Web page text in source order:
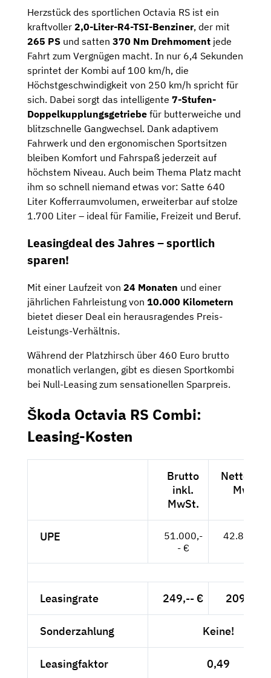
Herzstück des sportlichen Octavia RS ist ein
kraftvoller 2,0-Liter-R4-TSI-Benziner, der mit
265 PS und satten 370 Nm Drehmoment jede
Fahrt zum Vergnügen macht. In nur 6,4 Sekunden
sprintet der Kombi auf 100 km/h, die
Höchstgeschwindigkeit von 250 km/h spricht für
sich. Dabei sorgt das intelligente 7-Stufen-
Doppelkupplungsgetriebe für butterweiche und
blitzschnelle Gangwechsel. Dank adaptivem
Fahrwerk und den ergonomischen Sportsitzen
bleiben Komfort und Fahrspaß jederzeit auf
höchstem Niveau. Auch beim Thema Platz macht
ihm so schnell niemand etwas vor: Satte 640
Liter Kofferraumvolumen, erweiterbar auf stolze
1.700 Liter – ideal für Familie, Freizeit und Beruf.
Leasingdeal des Jahres – sportlich
sparen!
Mit einer Laufzeit von 24 Monaten und einer
jährlichen Fahrleistung von 10.000 Kilometern
bietet dieser Deal ein herausragendes Preis-
Leistungs-Verhältnis.
Während der Platzhirsch über 460 Euro brutto
monatlich verlangen, gibt es diesen Sportkombi
bei Null-Leasing zum sensationellen Sparpreis.
Škoda Octavia RS Combi:
Leasing-Kosten
Brutto
inkl.
MwSt.
Netto
MwSt.
UPE
51.000,-
- €
42.857,--
Leasingrate 249,-- € 209,24 €
Sonderzahlung Keine!
Leasingfaktor 0,49